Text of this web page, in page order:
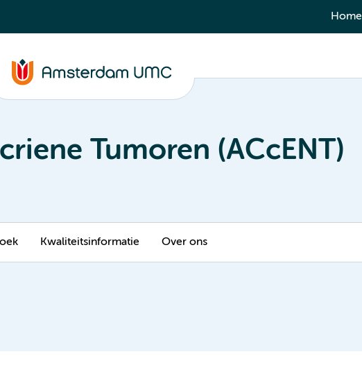
Home
Tumoren (ACcENT)
Kwaliteitsinformatie Over ons